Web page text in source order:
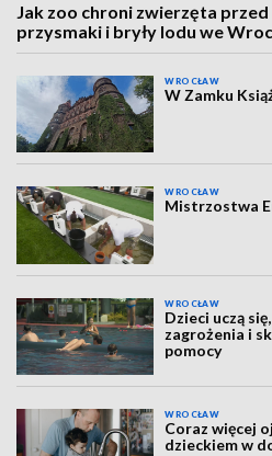
Jak zoo chroni zwierzęta przed
przysmaki i bryły lodu we
WROCŁAW
W Zamku
WROCŁAW
Mistrzostwa
WROCŁAW
Dzieci uczą
zagrożenia i
pomocy
WROCŁAW
Coraz więcej
dzieckiem w